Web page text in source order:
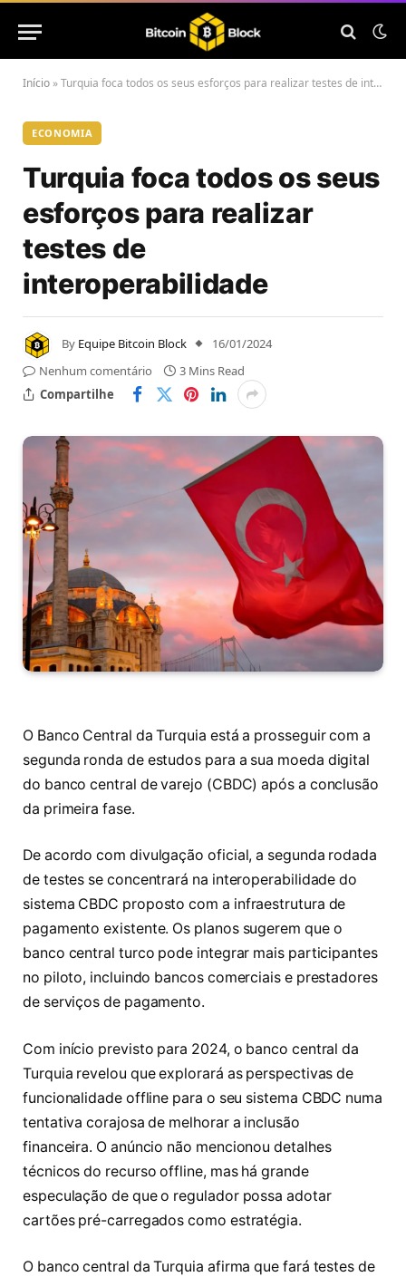
Início »Turquia foca todos os seus esforços para realizar testes de interoperabilidade
ECONOMIA
Turquia foca todos os seus
esforços para realizar
testes de
interoperabilidade
By Equipe Bitcoin Block
16/01/2024
Nenhum comentário
3 Mins Read
Compartilhe
O Banco Central da Turquia está a prosseguir com a
segunda ronda de estudos para a sua moeda digital
do banco central de varejo (CBDC) após a conclusão
da primeira fase.
De acordo com divulgação oficial, a segunda rodada
de testes se concentrará na interoperabilidade do
sistema CBDC proposto com a infraestrutura de
pagamento existente. Os planos sugerem que o
banco central turco pode integrar mais participantes
no piloto, incluindo bancos comerciais e prestadores
de serviços de pagamento.
Com início previsto para 2024, o banco central da
Turquia revelou que explorará as perspectivas de
funcionalidade offline para o seu sistema CBDC numa
tentativa corajosa de melhorar a inclusão
financeira. O anúncio não mencionou detalhes
técnicos do recurso offline, mas há grande
especulação de que o regulador possa adotar
cartões pré-carregados como estratégia.
O banco central da Turquia afirma que fará testes de